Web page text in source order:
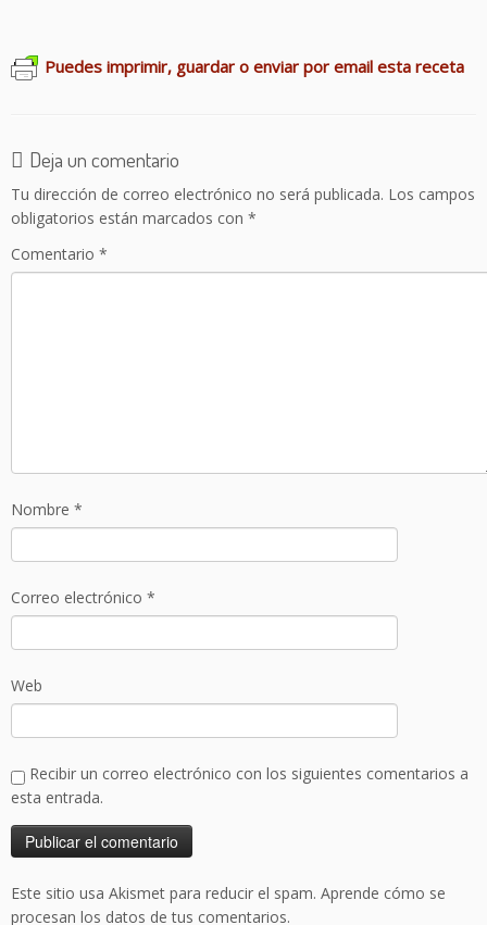
Puedes imprimir, guardar o enviar por email esta receta
Deja un comentario
Tu dirección de correo electrónico no será publicada. Los campos
obligatorios están marcados con *
Comentario *
Nombre *
Correo electrónico *
Web
Recibir un correo electrónico con los siguientes comentarios a
esta entrada.
Este sitio usa Akismet para reducir el spam. Aprende cómo se
procesan los datos de tus comentarios.